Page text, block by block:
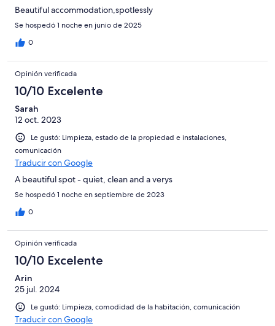
Beautiful accommodation,spotlessly
Se hospedó 1 noche en junio de 2025
0
Opinión verificada
10/10 Excelente
Sarah
12 oct. 2023
Le gustó: Limpieza, estado de la propiedad e instalaciones,
comunicación
Traducir con Google
A beautiful spot - quiet, clean and a verys
Se hospedó 1 noche en septiembre de 2023
0
Opinión verificada
10/10 Excelente
Arin
25 jul. 2024
Le gustó: Limpieza, comodidad de la habitación, comunicación
Traducir con Google